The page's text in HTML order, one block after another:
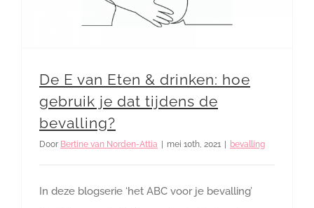
De E van Eten & drinken: hoe
gebruik je dat tijdens de
bevalling?
Door Bertine van Norden-Attia mei 10th, 2021 bevalling
In deze blogserie ‘het ABC voor je bevalling’